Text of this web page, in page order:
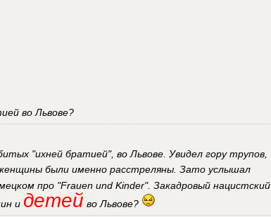
во Львове?
"ихней братией", во Львове. Увидел гору трупов,
были именно расстреляны. Зато услышал
про "Frauen und Kinder". Закадровый нацистский
и детей во Львове?